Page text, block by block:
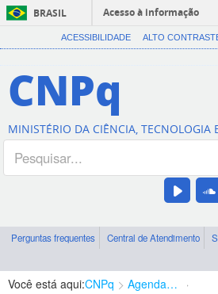
BRASIL
Acesso à informação
ACESSIBILIDADE ALTO
CNPq
MINISTÉRIO DA CIÊNCIA, TECNOLOGIA
Perguntas frequentes Central de Atendimento
Você está aqui:CNPq Agenda de autoridades